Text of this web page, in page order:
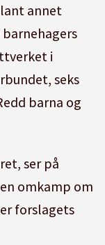
annet
i
seks
barna og
ser på
omkamp om
forslagets